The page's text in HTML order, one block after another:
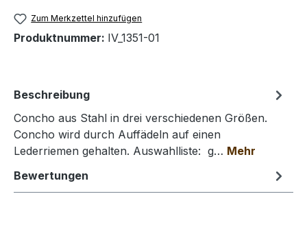
Zum Merkzettel hinzufügen
Produktnummer: IV_1351-01
Beschreibung
Concho aus Stahl in drei verschiedenen Größen.
Concho wird durch Auffädeln auf einen
Lederriemen gehalten. Auswahlliste: g… Mehr
Bewertungen